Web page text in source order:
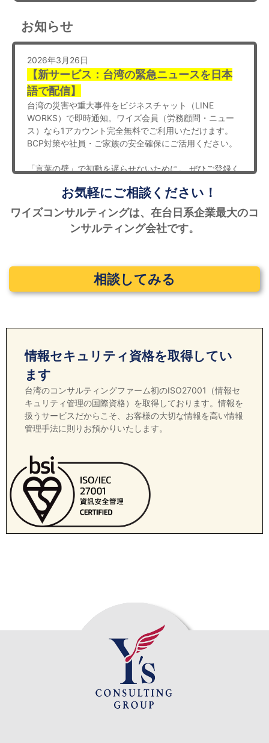
お知らせ
2026年3月26日
【新サービス：台湾の緊急ニュースを日本
語で配信】
台湾の災害や重大事件をビジネスチャット（LINE
WORKS）で即時通知。ワイズ会員（労務顧問・ニュー
ス）なら1アカウント完全無料でご利用いただけます。
BCP対策や社員・ご家族の安全確保にご活用ください。
「言葉の壁」で初動を遅らせないために。 ぜひご登録く
[詳細・お申し込みはこちら]
https://www.ys-consulting.com.tw/pr/554.html
2026年2月12日
月22日（日）間を休業させていただきます。
ワイズニュースも同期間を休刊させていただきます。
せ 】
させていただきます。
＜新価格一覧表＞
1、労務顧問会員（年間契約）：NT$ 120,000
2、ニュース／機械業界ジャーナル会員（年間契約）：
NT$ 48,000
3、ワイズシリーズセミナー：下記URLよりご確認くだ
さい。
consulting.com.tw/seminar/124970.html
2025年6月2日
【YouTube番組のお知らせ】
台湾の最新ビジネス情報をお伝えするYouTube番組「週
刊台湾ビジネスニュース」を始めました。
2025年3月4日
【 管理業務委託サービスを開始いたしました 】
人材採用が難しい昨今、管理部業務や営業管理業務を弊
社へ委託してみませんか？ 貴社に代わって日本語と中
国語が堪能な專門スタッフが懇切丁寧に業務を代行いた
します。詳しくは下記を御覧ください。
お気軽にご相談ください！
ワイズコンサルティングは、在台日系企業最大のコ
ンサルティング会社です。
相談してみる
情報セキュリティ資格を取得してい
ます
台湾のコンサルティングファーム初のISO27001（情報セ
キュリティ管理の国際資格）を取得しております。情報を
扱うサービスだからこそ、お客様の大切な情報を高い情報
管理手法に則りお預かりいたします。